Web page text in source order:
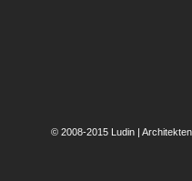
© 2008-2015 Ludin | Architekten